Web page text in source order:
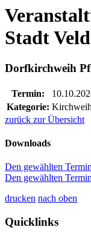
Stadt
Dorfkirchweih
Termin:
Kategorie: Kirchweih
zurück zur Übersicht
Downloads
Den gewählten
Den gewählten
drucken nach oben
Quicklinks